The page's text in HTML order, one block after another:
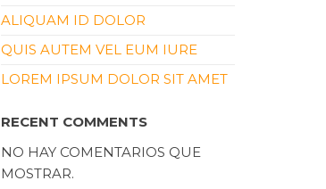
ALIQUAM ID DOLOR
QUIS AUTEM VEL EUM IURE
LOREM IPSUM DOLOR SIT AMET
RECENT COMMENTS
NO HAY COMENTARIOS QUE
MOSTRAR.